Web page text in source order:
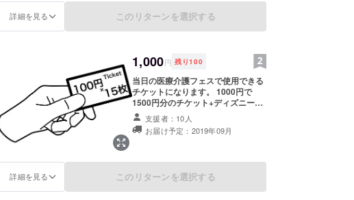
詳細を見る このリターンを選択する
1,000円 残り100
当日の医療介護フェスで使用できる
チケットになります。 1000円で
1500円分のチケット+ディズニーラ
ンドペアチケット抽選券 ※ディズ
ニーランドペアチケットの抽選券に
ついて 医療介護フェス終了後にSNS
支援者：10人
お届け予定：2019年09月
詳細を見る このリターンを選択する